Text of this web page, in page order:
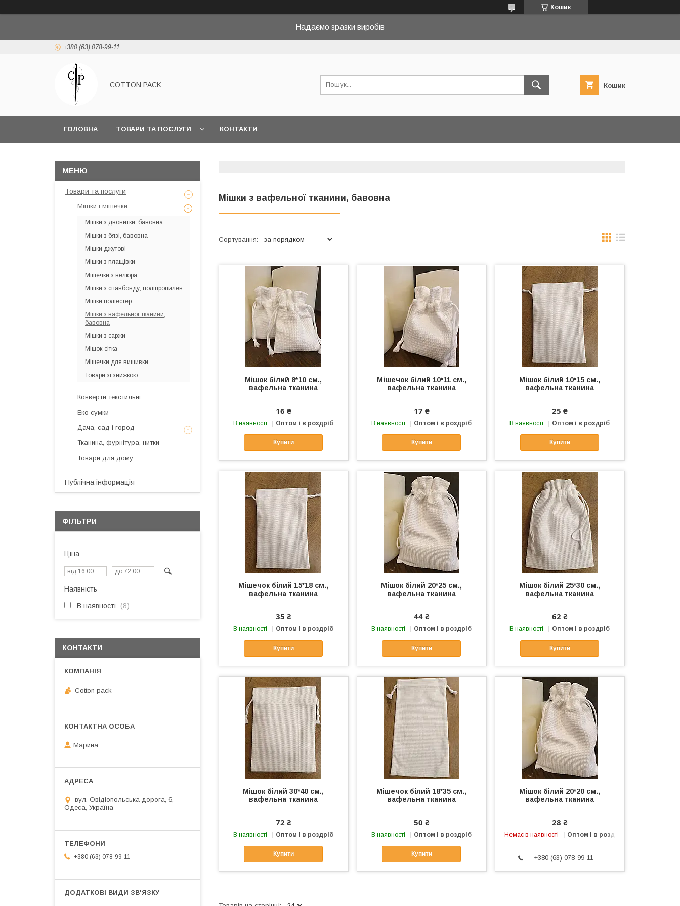
Кошик
Надаємо зразки виробів
+380 (63) 078-99-11
COTTON PACK Кошик
ГОЛОВНА ТОВАРИ ТА ПОСЛУГИ КОНТАКТИ
Мішки з вафельної тканини, бавовна
Мішок білий 8*10 см.,
вафельна тканина
16 ₴
В наявності Оптом і в роздріб
Купити
Мішечок білий 10*11 см.,
вафельна тканина
17 ₴
В наявності Оптом і в роздріб
Купити
Мішок білий 10*15 см.,
вафельна тканина
25 ₴
В наявності Оптом і в роздріб
Купити
Мішечок білий 15*18 см.,
вафельна тканина
35 ₴
В наявності Оптом і в роздріб
Купити
Мішок білий 20*25 см.,
вафельна тканина
44 ₴
В наявності Оптом і в роздріб
Купити
Мішок білий 25*30 см.,
вафельна тканина
62 ₴
В наявності Оптом і в роздріб
Купити
Мішок білий 30*40 см.,
вафельна тканина
72 ₴
В наявності Оптом і в роздріб
Купити
Мішечок білий 18*35 см.,
вафельна тканина
50 ₴
В наявності Оптом і в роздріб
Купити
Мішок білий 20*20 см.,
вафельна тканина
28 ₴
Немає в наявності Оптом і в роздріб
+380 (63) 078-99-11
Товари та послуги
Мішки і мішечки
Мішки з двонитки, бавовна
Мішки з бязі, бавовна
Мішки джутові
Мішки з плащівки
Мішечки з велюра
Мішки з спанбонду, поліпропилен
Мішки поліестер
Мішки з вафельної тканини,
бавовна
Мішки з саржи
Мішок-сітка
Мішечки для вишивки
Товари зі знижкою
Конверти текстильні
Еко сумки
Дача, сад і город
Тканина, фурнітура, нитки
Товари для дому
Публічна інформація
ФІЛЬТРИ
Ціна
Наявність
В наявності 8
КОНТАКТИ
Cotton pack
Марина
вул. Овідіопольська дорога, 6,
Одеса, Україна
+380 (63) 078-99-11